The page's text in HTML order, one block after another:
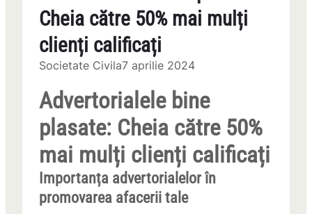
Cheia către 50% mai mulți
clienți calificați
Societate Civila7 aprilie 2024
Advertorialele bine
plasate: Cheia către 50%
mai mulți clienți calificați
Importanța advertorialelor în
promovarea afacerii tale